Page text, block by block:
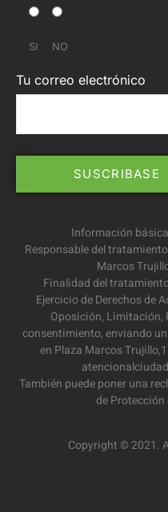
SI NO
Tu correo electrónico
Información
Responsable del
Marcos
Finalidad del
Ejercicio de Derechos de
Oposición, Limitación,
consentimiento, enviando
en Plaza Marcos
También puede poner una
de Protección
Copyright © 2021.